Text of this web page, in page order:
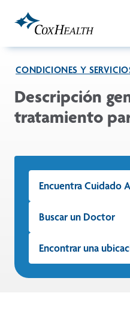
CONDICIONES Y
Descripción
tratamiento
Encuentra Cuidado
Buscar un Doctor
Encontrar una